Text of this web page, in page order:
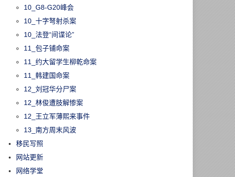
20231023/皇家庄园将
举行名家枫彩精品联
展暨首届酒文化节
10_G8-G20峰会
10_十字弩射杀案
10_法登“间谍论”
11_包子铺命案
11_约大留学生柳乾命案
11_韩建国命案
12_刘冠华分尸案
12_林俊遭肢解惨案
12_王立军薄熙来事件
13_南方周末风波
移民写照
网站更新
网络学堂